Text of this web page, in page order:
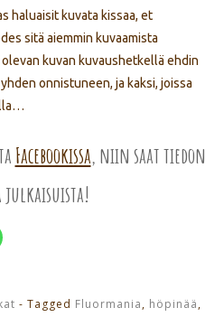
haluaisit kuvata kissaa, et
sitä aiemmin kuvaamista
kuvan kuvaushetkellä ehdin
onnistuneen, ja kaksi, joissa
Facebookissa, niin saat tiedon
julkaisuista!
Jaa
- Tagged Fluormania, höpinää,